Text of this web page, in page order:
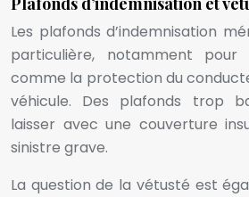
Les plafonds d’indemnisation
particulière, notamment
comme la protection du
véhicule. Des plafonds trop
laisser avec une couverture
sinistre grave.
La question de la vétusté est